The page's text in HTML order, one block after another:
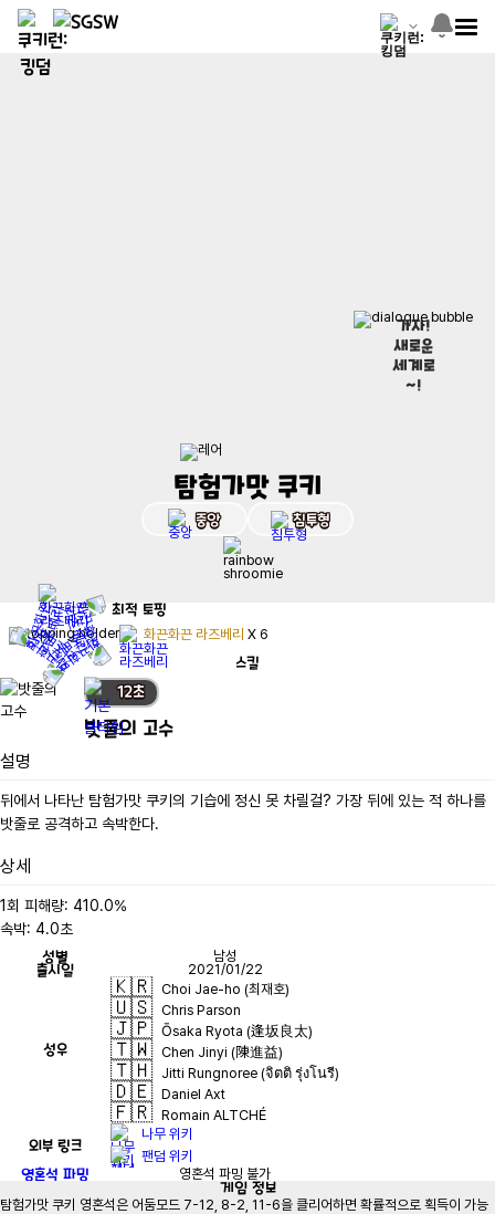
가자!
새로운
세계로
~!
탐험가맛 쿠키
중앙 침투형
최적 토핑
화끈화끈 라즈베리 X 6
스킬
12초
밧줄의 고수
설명
뒤에서 나타난 탐험가맛 쿠키의 기습에 정신 못 차릴걸? 가장 뒤에 있는 적 하나를
밧줄로 공격하고 속박한다.
상세
1회 피해량: 410.0%
속박: 4.0초
성별 남성
출시일 2021/01/22
성우
🇰🇷 Choi Jae-ho (최재호)
🇺🇸 Chris Parson
🇯🇵 Ōsaka Ryota (逢坂良太)
🇹🇼 Chen Jinyi (陳進益)
🇹🇭 Jitti Rungnoree (จิตติ รุ่งโนรี)
🇩🇪 Daniel Axt
🇫🇷 Romain ALTCHÉ
외부 링크
나무 위키
팬덤 위키
영혼석 파밍 영혼석 파밍 불가
게임 정보
탐험가맛 쿠키 영혼석은 어둠모드 7-12, 8-2, 11-6을 클리어하면 확률적으로 획득이 가능